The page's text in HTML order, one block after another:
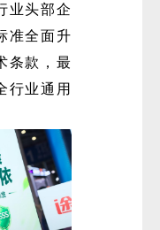
业头部企
准全面升
条款，最
行业通用